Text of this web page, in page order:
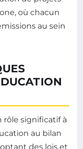
où chacun
au sein
significatif à
au bilan
des lois et